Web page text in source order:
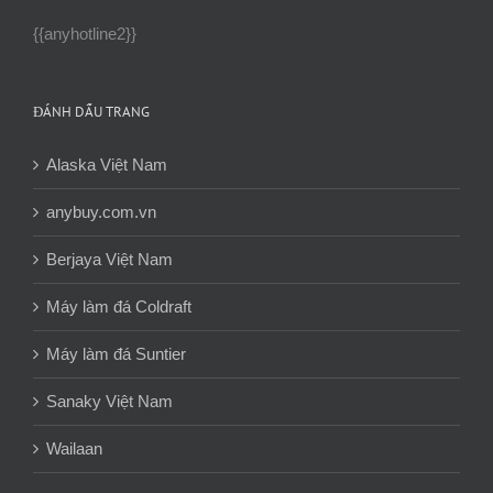
{{anyhotline2}}
ĐÁNH DẤU TRANG
Alaska Việt Nam
anybuy.com.vn
Berjaya Việt Nam
Máy làm đá Coldraft
Máy làm đá Suntier
Sanaky Việt Nam
Wailaan